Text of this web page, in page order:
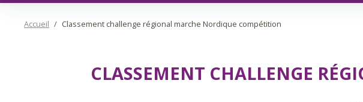
Accueil Classement challenge régional marche Nordique compétition
CLASSEMENT CHALLENGE